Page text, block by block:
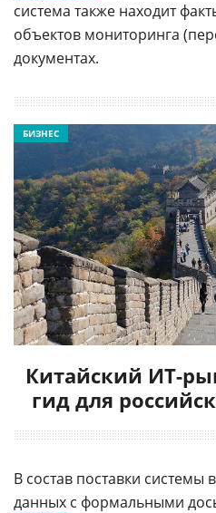
система также находит
объектов мониторинга
документах.
Китайский ИТ-
гид для
БИЗНЕС
В состав поставки системы
данных с формальными